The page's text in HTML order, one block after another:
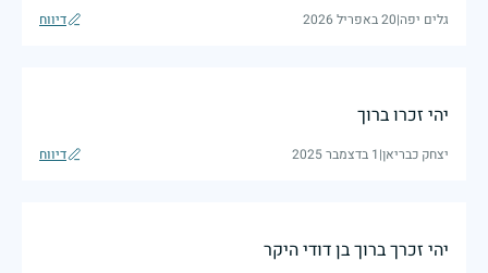
גלים יפה|20 באפריל 2026 דיווח
יהי זכרו ברוך
יצחק כבריאן|1 בדצמבר 2025 דיווח
יהי זכרך ברוך בן דודי היקר